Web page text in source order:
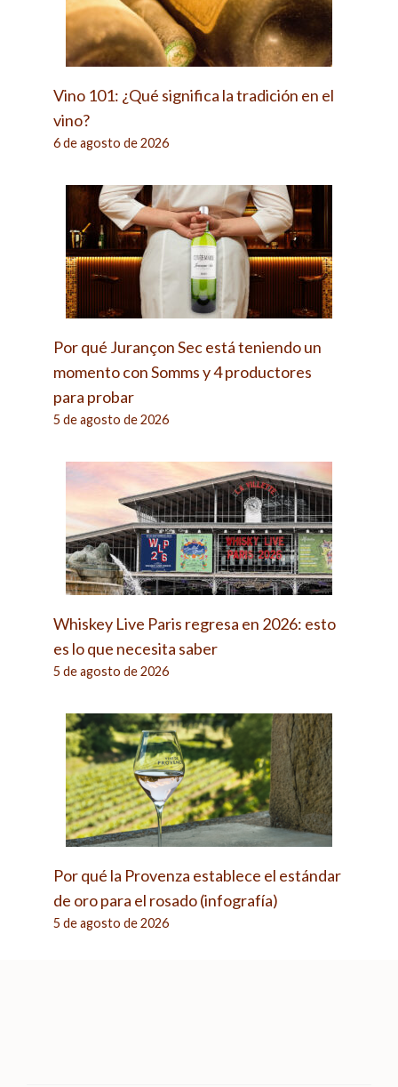
Vino 101: ¿Qué significa la tradición en el
vino?
6 de agosto de 2026
Por qué Jurançon Sec está teniendo un
momento con Somms y 4 productores
para probar
5 de agosto de 2026
Whiskey Live Paris regresa en 2026: esto
es lo que necesita saber
5 de agosto de 2026
Por qué la Provenza establece el estándar
de oro para el rosado (infografía)
5 de agosto de 2026